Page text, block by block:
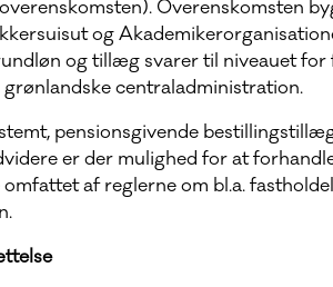
Overenskomsten
og
og tillæg svarer til niveauet
centraladministration.
pensionsgivende
er der mulighed for at
af reglerne om bl.a.